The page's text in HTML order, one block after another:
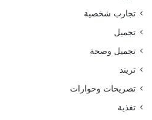
تجارب شخصية
تجميل
تجميل وصحة
تريند
تصريحات وحوارات
تغذية